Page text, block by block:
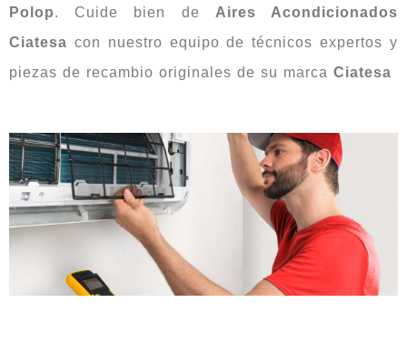
Polop. Cuide bien de Aires Acondicionados
Ciatesa con nuestro equipo de técnicos expertos y
piezas de recambio originales de su marca Ciatesa